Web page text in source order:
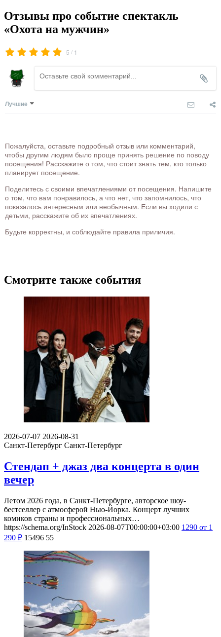
Отзывы про событие спектакль
«Охота на мужчин»
5 / 1
Лучшие
Пожалуйста, оставьте подробный отзыв или комментарий,
чтобы другим людям было проще принять решение по поводу
посещения! Расскажите о том, что стоит знать тем, кто только
планирует посещение.
Поделитесь с своими впечатлениями от посещения. Напишите
о том, что вам понравилось, а что нет, что запомнилось, что
показалось интересным или необычным. Если вы ходили с
детьми, расскажите об их впечатлениях.
Будьте корректны, и соблюдайте правила приличия.
Смотрите также события
2026-07-07 2026-08-31
Санкт-Петербург Санкт-Петербург
Стендап + джаз два концерта в один
вечер
Летом 2026 года, в Санкт-Петербурге, авторское шоу-
бестселлер с атмосферой Нью-Йорка. Концерт лучших
комиков страны и профессиональных…
https://schema.org/InStock 2026-08-07T00:00:00+03:00 1290 от 1
290 ₽ 15496 55